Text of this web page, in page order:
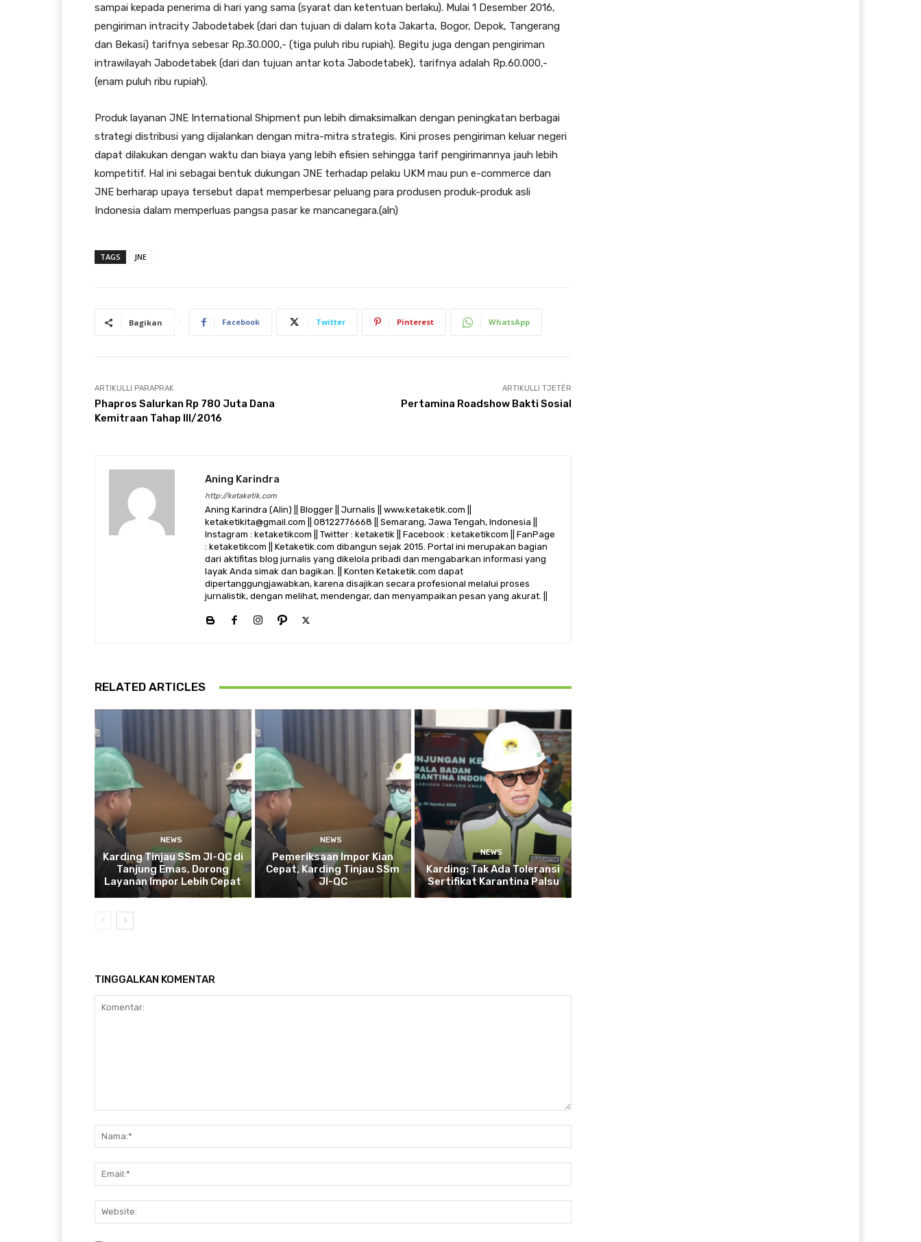
sampai kepada penerima di hari yang sama (syarat dan ketentuan berlaku). Mulai 1 Desember 2016,
pengiriman intracity Jabodetabek (dari dan tujuan di dalam kota Jakarta, Bogor, Depok, Tangerang
dan Bekasi) tarifnya sebesar Rp.30.000,- (tiga puluh ribu rupiah). Begitu juga dengan pengiriman
intrawilayah Jabodetabek (dari dan tujuan antar kota Jabodetabek), tarifnya adalah Rp.60.000,-
(enam puluh ribu rupiah).
Produk layanan JNE International Shipment pun lebih dimaksimalkan dengan peningkatan berbagai
strategi distribusi yang dijalankan dengan mitra-mitra strategis. Kini proses pengiriman keluar negeri
dapat dilakukan dengan waktu dan biaya yang lebih efisien sehingga tarif pengirimannya jauh lebih
kompetitif. Hal ini sebagai bentuk dukungan JNE terhadap pelaku UKM mau pun e-commerce dan
JNE berharap upaya tersebut dapat memperbesar peluang para produsen produk-produk asli
Indonesia dalam memperluas pangsa pasar ke mancanegara.(aln)
TAGS JNE
Bagikan Facebook Twitter Pinterest WhatsApp
ARTIKULLI PARAPRAK
​Phapros Salurkan Rp 780 Juta Dana
Kemitraan Tahap III/2016
ARTIKULLI TJETËR
Pertamina Roadshow Bakti Sosial
Aning Karindra
http://ketaketik.com
Aning Karindra (Alin) || Blogger || Jurnalis || www.ketaketik.com ||
ketaketikita@gmail.com || 08122776668 || Semarang, Jawa Tengah, Indonesia ||
Instagram : ketaketikcom || Twitter : ketaketik || Facebook : ketaketikcom || FanPage
: ketaketikcom || Ketaketik.com dibangun sejak 2015. Portal ini merupakan bagian
dari aktifitas blog jurnalis yang dikelola pribadi dan mengabarkan informasi yang
layak Anda simak dan bagikan. || Konten Ketaketik.com dapat
dipertanggungjawabkan, karena disajikan secara profesional melalui proses
jurnalistik, dengan melihat, mendengar, dan menyampaikan pesan yang akurat. ||
RELATED ARTICLES
NEWS
Karding Tinjau SSm JI-QC di
Tanjung Emas, Dorong
Layanan Impor Lebih Cepat
NEWS
Pemeriksaan Impor Kian
Cepat, Karding Tinjau SSm
JI-QC
NEWS
Karding: Tak Ada Toleransi
Sertifikat Karantina Palsu
TINGGALKAN KOMENTAR